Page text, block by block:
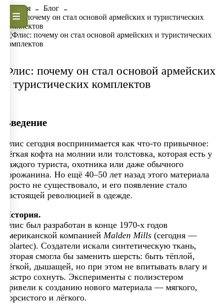
Главная
Блог
Флис: почему он стал основой армейских и туристических
комплектов
Флис: почему он стал основой армейских
и туристических комплектов
Введение
Флис сегодня воспринимается как что-то привычное:
лёгкая кофта на молнии или толстовка, которая есть у
каждого туриста, охотника или даже обычного
горожанина. Но ещё 40–50 лет назад этого материала
просто не существовало, и его появление стало
настоящей революцией в одежде.
История.
Флис был разработан в конце 1970-х годов
американской компанией Malden Mills (сегодня —
Polartec). Создатели искали синтетическую ткань,
которая смогла бы заменить шерсть: быть тёплой,
лёгкой, дышащей, но при этом не впитывать влагу и
быстро сохнуть. Эксперименты с полиэстером
привели к созданию нового материала — мягкого,
ворсистого и лёгкого.